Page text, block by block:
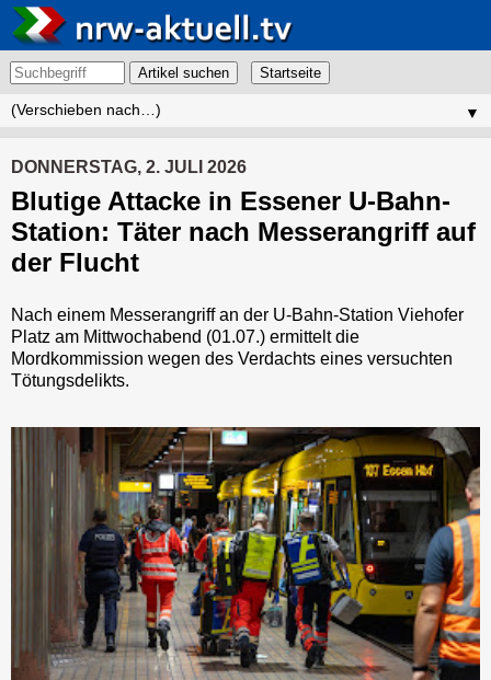
Artikel suchen
▼
DONNERSTAG, 2. JULI 2026
Blutige Attacke in Essener U-Bahn-
Station: Täter nach Messerangriff auf
der Flucht
Nach einem Messerangriff an der U-Bahn-Station Viehofer
Platz am Mittwochabend (01.07.) ermittelt die
Mordkommission wegen des Verdachts eines versuchten
Tötungsdelikts.